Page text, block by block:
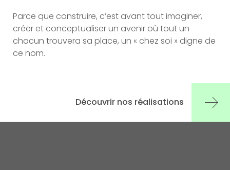
Parce que construire, c’est avant tout imaginer,
créer et conceptualiser un avenir où tout un
chacun trouvera sa place, un « chez soi » digne de
ce nom.
Découvrir nos réalisations